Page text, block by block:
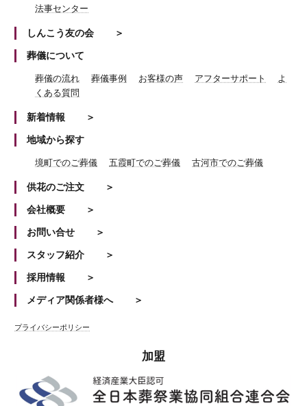
法事センター
しんこう友の会
葬儀について
葬儀の流れ 葬儀事例 お客様の声 アフターサポート
よ
くある質問
新着情報
地域から探す
境町でのご葬儀 五霞町でのご葬儀 古河市でのご葬儀
供花のご注文
会社概要
お問い合せ
スタッフ紹介
採用情報
メディア関係者様へ
プライバシーポリシー
加盟